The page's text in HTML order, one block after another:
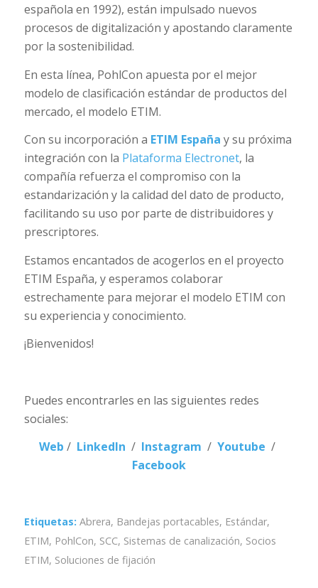
española en 1992), están impulsado nuevos
procesos de digitalización y apostando claramente
por la sostenibilidad.
En esta línea, PohlCon apuesta por el mejor
modelo de clasificación estándar de productos del
mercado, el modelo ETIM.
Con su incorporación a ETIM España y su próxima
integración con la Plataforma Electronet, la
compañía refuerza el compromiso con la
estandarización y la calidad del dato de producto,
facilitando su uso por parte de distribuidores y
prescriptores.
Estamos encantados de acogerlos en el proyecto
ETIM España, y esperamos colaborar
estrechamente para mejorar el modelo ETIM con
su experiencia y conocimiento.
¡Bienvenidos!
Puedes encontrarles en las siguientes redes
sociales:
Web / LinkedIn / Instagram /Youtube /
Facebook
Etiquetas: Abrera, Bandejas portacables, Estándar,
ETIM, PohlCon, SCC, Sistemas de canalización, Socios
ETIM, Soluciones de fijación